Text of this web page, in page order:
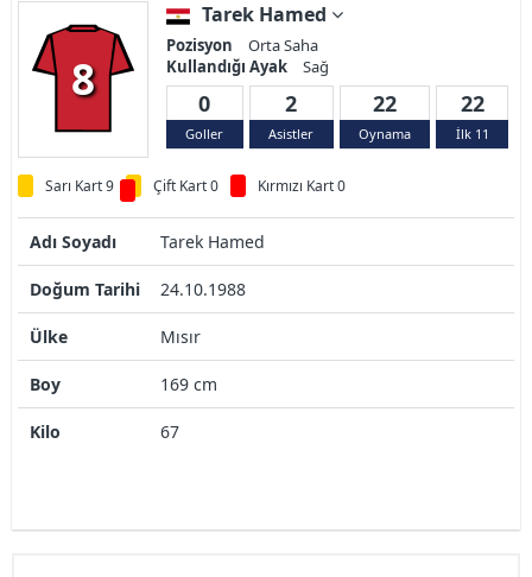
8
Tarek Hamed
Pozisyon
Orta Saha
Kullandığı Ayak
Sağ
0
Goller
2
Asistler
22
Oynama
22
İlk 11
Sarı Kart 9 Çift Kart 0 Kırmızı Kart 0
Adı Soyadı Tarek Hamed
Doğum Tarihi 24.10.1988
Ülke Mısır
Boy 169 cm
Kilo 67